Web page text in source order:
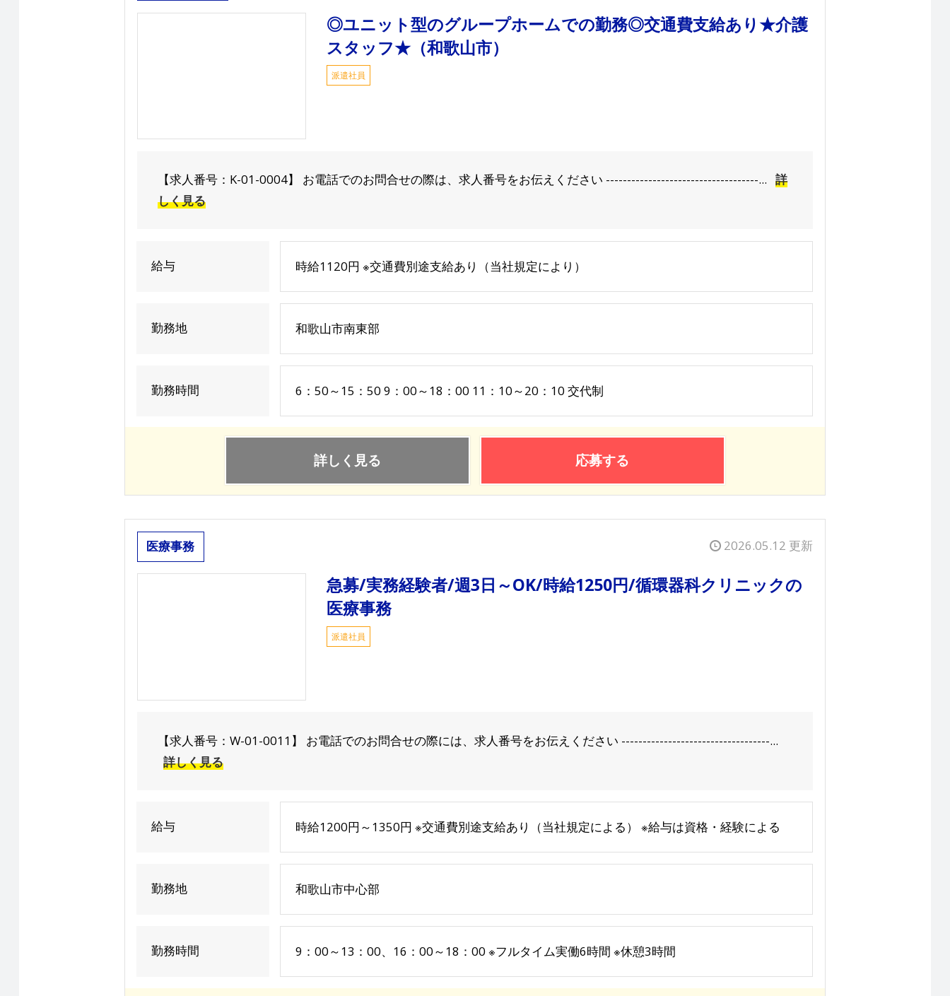
◎ユニット型のグループホームでの勤務◎交通費支給あり★介護
スタッフ★（和歌山市）
派遣社員
【求人番号：K-01-0004】 お電話でのお問合せの際は、求人番号をお伝えください ------------------------------------... 詳
しく見る
給与 時給1120円 ※交通費別途支給あり（当社規定により）
勤務地 和歌山市南東部
勤務時間 6：50～15：50 9：00～18：00 11：10～20：10 交代制
詳しく見る 応募する
医療事務 2026.05.12 更新
急募/実務経験者/週3日～OK/時給1250円/循環器科クリニックの
医療事務
派遣社員
【求人番号：W-01-0011】 お電話でのお問合せの際には、求人番号をお伝えください -----------------------------------...
詳しく見る
給与 時給1200円～1350円 ※交通費別途支給あり（当社規定による） ※給与は資格・経験による
勤務地 和歌山市中心部
勤務時間 9：00～13：00、16：00～18：00 ※フルタイム実働6時間 ※休憩3時間